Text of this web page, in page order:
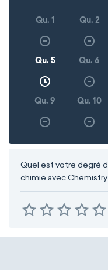
Qu. 1 Qu. 2
Qu. 5 Qu. 6
Qu. 9 Qu. 10
Quel est votre degré
chimie avec